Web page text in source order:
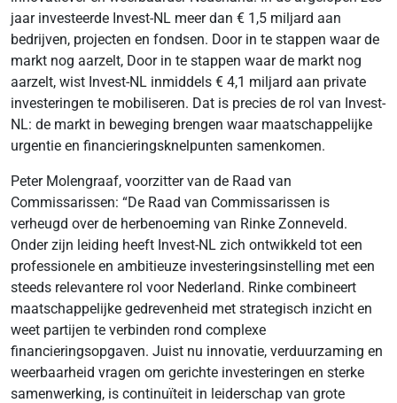
jaar investeerde Invest-NL meer dan € 1,5 miljard aan
bedrijven, projecten en fondsen. Door in te stappen waar de
markt nog aarzelt, Door in te stappen waar de markt nog
aarzelt, wist Invest-NL inmiddels € 4,1 miljard aan private
investeringen te mobiliseren. Dat is precies de rol van Invest-
NL: de markt in beweging brengen waar maatschappelijke
urgentie en financieringsknelpunten samenkomen.
Peter Molengraaf, voorzitter van de Raad van
Commissarissen: “De Raad van Commissarissen is
verheugd over de herbenoeming van Rinke Zonneveld.
Onder zijn leiding heeft Invest-NL zich ontwikkeld tot een
professionele en ambitieuze investeringsinstelling met een
steeds relevantere rol voor Nederland. Rinke combineert
maatschappelijke gedrevenheid met strategisch inzicht en
weet partijen te verbinden rond complexe
financieringsopgaven. Juist nu innovatie, verduurzaming en
weerbaarheid vragen om gerichte investeringen en sterke
samenwerking, is continuïteit in leiderschap van grote